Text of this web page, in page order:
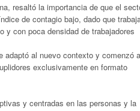
resaltó la importancia de que el
de contagio bajo, dado que
y con poca densidad de trabajadores
adaptó al nuevo contexto y comenzó a
exclusivamente en formato
y centradas en las personas y la